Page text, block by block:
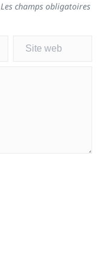
Les champs obligatoires